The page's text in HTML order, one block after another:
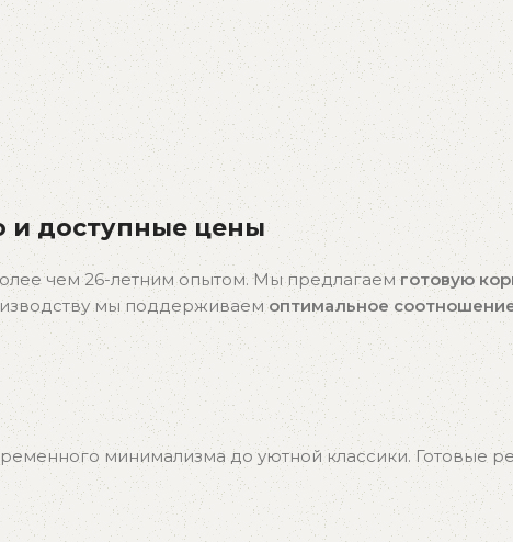
и доступные цены
чем 26-летним опытом. Мы предлагаемготовую
мы поддерживаемоптимальное
минимализма до уютной классики. Готовые